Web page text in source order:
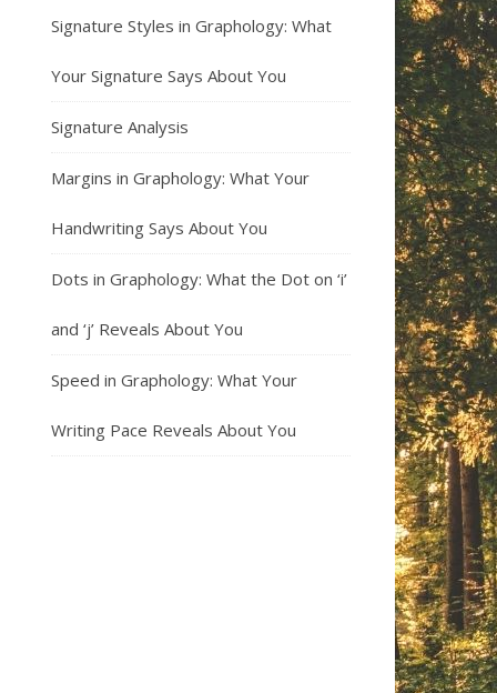
Signature Styles in Graphology: What
Your Signature Says About You
Signature Analysis
Margins in Graphology: What Your
Handwriting Says About You
Dots in Graphology: What the Dot on ‘i’
and ‘j’ Reveals About You
Speed in Graphology: What Your
Writing Pace Reveals About You